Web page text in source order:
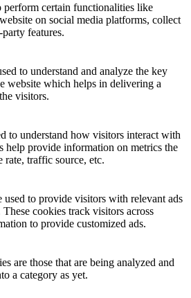
perform certain functionalities like
on social media platforms, collect
features.
to understand and analyze the key
website which helps in delivering a
visitors.
to understand how visitors interact with
help provide information on metrics the
traffic source, etc.
used to provide visitors with relevant ads
cookies track visitors across
to provide customized ads.
are those that are being analyzed and
a category as yet.